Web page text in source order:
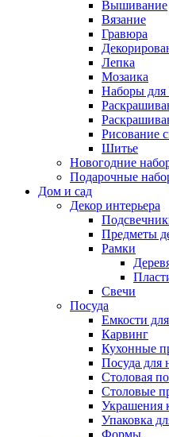
Вышивание
Вязание
Гравюра
Лепка
Мозаика
Наборы для
Рисование
Шитье
Новогодние
Подарочные
Дом и сад
Декор интерьера
Предметы
Рамки
Свечи
Посуда
Емкости
Карвинг
Кухонные
Посуда для
Столовая
Столовые
Украшения
Упаковка
Формы